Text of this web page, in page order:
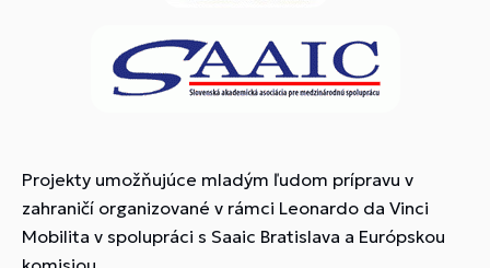
Projekty umožňujúce mladým ľudom prípravu v
zahraničí organizované v rámci Leonardo da Vinci
Mobilita v spolupráci s Saaic Bratislava a Európskou